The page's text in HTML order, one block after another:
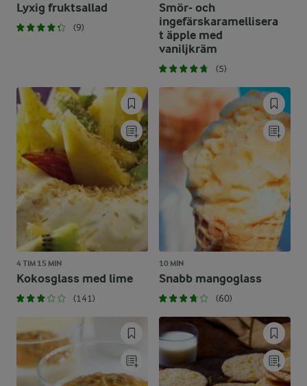
Lyxig fruktsallad
(9)
Smör- och
ingefärskaramellisera
t äpple med
vaniljkräm
(5)
4 TIM 15 MIN
Kokosglass med lime
(141)
10 MIN
Snabb mangoglass
(60)